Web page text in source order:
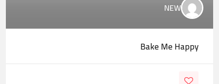
NEW
Bake Me Happy